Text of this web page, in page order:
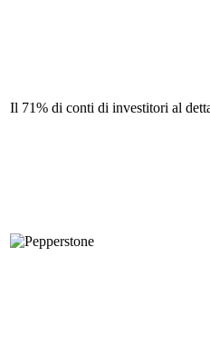
Il 71% di conti di investitori al